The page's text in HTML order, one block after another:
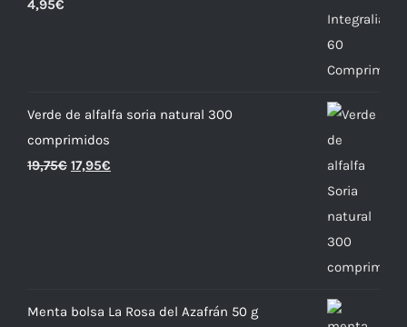
4,95€
Verde de alfalfa soria natural 300
comprimidos
19,75€ 17,95€
Menta bolsa La Rosa del Azafrán 50 g